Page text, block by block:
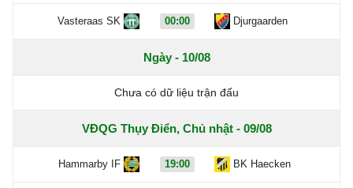
Vasteraas SK 00:00 Djurgaarden
Ngày - 10/08
Chưa có dữ liệu trận đấu
VĐQG Thụy Điển, Chủ nhật - 09/08
Hammarby IF 19:00 BK Haecken